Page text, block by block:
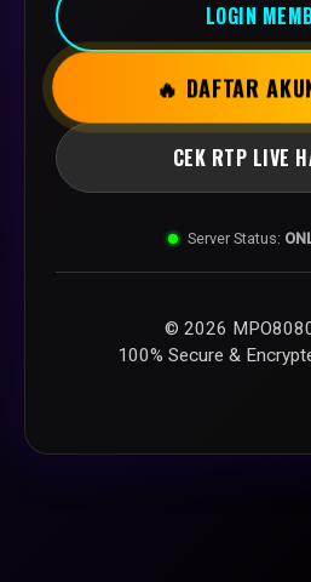
LOGIN
🔥 DAFTAR
CEK RTP LIVE
Server Status:
© 2026
100% Secure &